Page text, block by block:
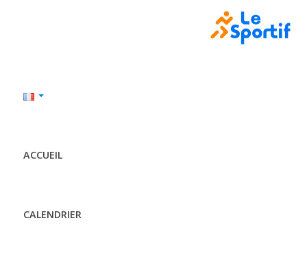
ACCUEIL
CALENDRIER